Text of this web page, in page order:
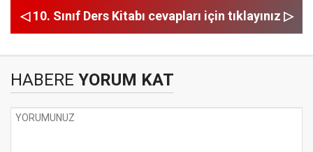
◁ 10. Sınıf Ders Kitabı cevapları için tıklayınız ▷
HABERE YORUM KAT